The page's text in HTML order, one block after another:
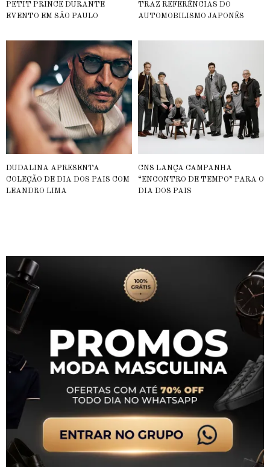
PETIT PRINCE DURANTE
EVENTO EM SÃO PAULO
TRAZ REFERÊNCIAS DO
AUTOMOBILISMO JAPONÊS
DUDALINA APRESENTA
COLEÇÃO DE DIA DOS PAIS COM
LEANDRO LIMA
CNS LANÇA CAMPANHA
“ENCONTRO DE TEMPO” PARA O
DIA DOS PAIS